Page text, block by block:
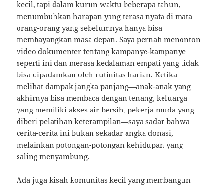
kecil, tapi dalam kurun waktu beberapa tahun,
menumbuhkan harapan yang terasa nyata di mata
orang-orang yang sebelumnya hanya bisa
membayangkan masa depan. Saya pernah menonton
video dokumenter tentang kampanye-kampanye
seperti ini dan merasa kedalaman empati yang tidak
bisa dipadamkan oleh rutinitas harian. Ketika
melihat dampak jangka panjang—anak-anak yang
akhirnya bisa membaca dengan tenang, keluarga
yang memiliki akses air bersih, pekerja muda yang
diberi pelatihan keterampilan—saya sadar bahwa
cerita-cerita ini bukan sekadar angka donasi,
melainkan potongan-potongan kehidupan yang
saling menyambung.
Ada juga kisah komunitas kecil yang membangun